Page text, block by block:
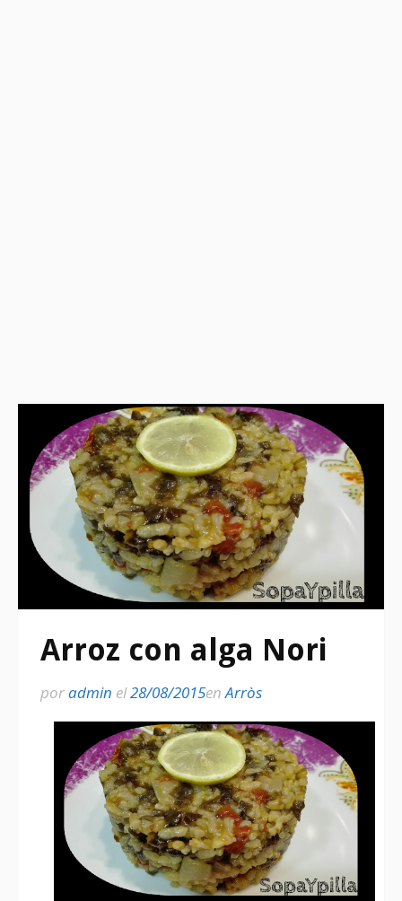
Arroz con alga Nori
poradmin el28/08/2015enArròs